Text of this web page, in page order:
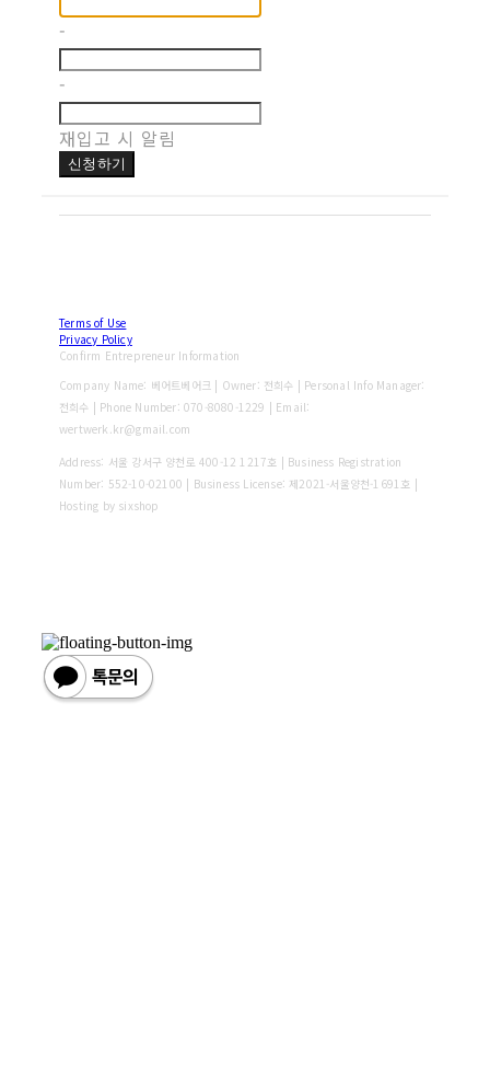
-
-
재입고 시 알림
신청하기
Terms of Use
Privacy Policy
Confirm Entrepreneur Information
Company Name: 베어트베어크 | Owner: 전희수 | Personal Info Manager:
전희수 | Phone Number: 070-8080-1229 | Email:
wertwerk.kr@gmail.com
Address: 서울 강서구 양천로 400-12 1217호 | Business Registration
Number: 552-10-02100 | Business License: 제2021-서울양천-1691호 |
Hosting by sixshop